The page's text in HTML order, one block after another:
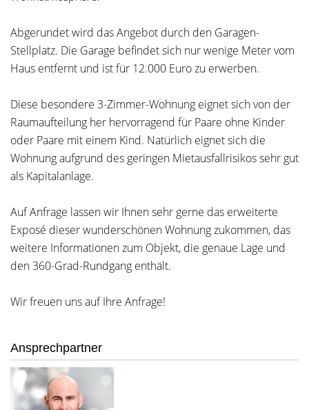
Abgerundet wird das Angebot durch den Garagen-
Stellplatz. Die Garage befindet sich nur wenige Meter vom
Haus entfernt und ist für 12.000 Euro zu erwerben.
Diese besondere 3-Zimmer-Wohnung eignet sich von der
Raumaufteilung her hervorragend für Paare ohne Kinder
oder Paare mit einem Kind. Natürlich eignet sich die
Wohnung aufgrund des geringen Mietausfallrisikos sehr gut
als Kapitalanlage.
Auf Anfrage lassen wir Ihnen sehr gerne das erweiterte
Exposé dieser wunderschönen Wohnung zukommen, das
weitere Informationen zum Objekt, die genaue Lage und
den 360-Grad-Rundgang enthält.
Wir freuen uns auf Ihre Anfrage!
Ansprechpartner